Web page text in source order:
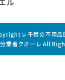
© 千葉の不用品
業者クオーレ All